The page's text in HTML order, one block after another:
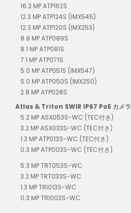
16.2 MP ATP162S
12.3 MP ATP124S (IMX545)
12.3 MP ATP120S (IMX253)
8.9 MP ATP089S
8.1 MP ATP081S
7.1 MP ATP071S
5.0 MP ATP051S (IMX547)
5.0 MP ATP050S (IMX250)
2.8 MP ATP028S
Atlas & Triton SWIR IP67 PoE カメラ
5.2 MP ASX053S-WC (TEC付き)
3.2 MP ASX033S-WC (TEC付き)
1.3 MP ATP013S-WC (TEC付き)
0.3 MP ATP003S-WC (TEC付き)
5.3 MP TRT053S-WC
3.2 MP TRT033S-WC
1.3 MP TRI013S-WC
0.3 MP TRI003S-WC